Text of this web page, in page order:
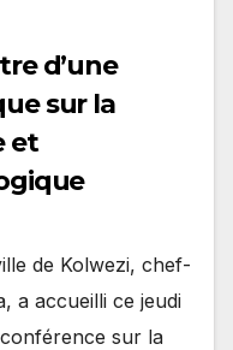
d’une
sur la
et
de Kolwezi, chef-
a accueilli ce jeudi
sur la